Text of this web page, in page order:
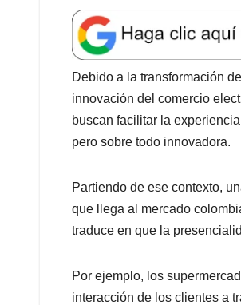
a
t
s
A
p
p
e
b
o
o
k
k
e
d
I
n
l
e
a
d
s
Debido a la transformación
innovación del comercio
buscan facilitar la
pero sobre todo innovadora.
Partiendo de ese contexto,
que llega al mercado
traduce en que la
Por ejemplo, los
interacción de los clientes a